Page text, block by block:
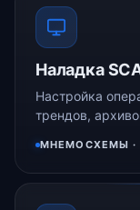
Наладка
Настройка
трендов,
МНЕМОСХЕМЫ ·